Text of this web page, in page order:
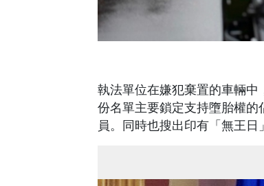
執法單位在嫌犯棄置的車輛
份名單主要鎖定支持墮胎權
員。同時也搜出印有「無王日